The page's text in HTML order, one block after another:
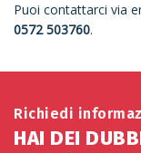
Puoi contattarci via
0572 503760.
Richiedi
HAI DEI